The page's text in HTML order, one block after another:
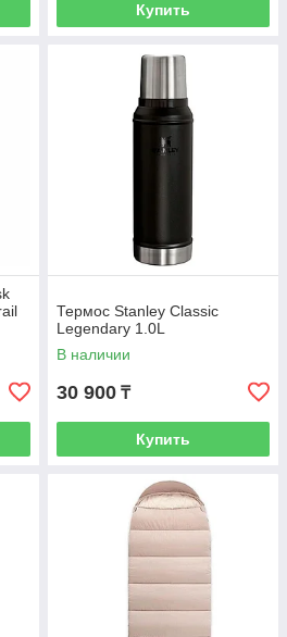
Купить
Термос Stanley Classic
Legendary 1.0L
В наличии
30 900 ₸
Купить